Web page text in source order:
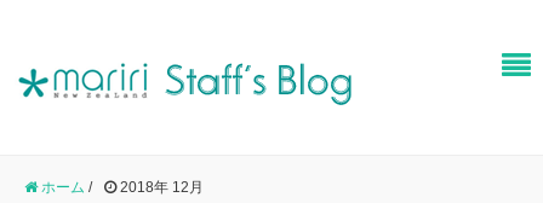
ホーム / 2018年 12月